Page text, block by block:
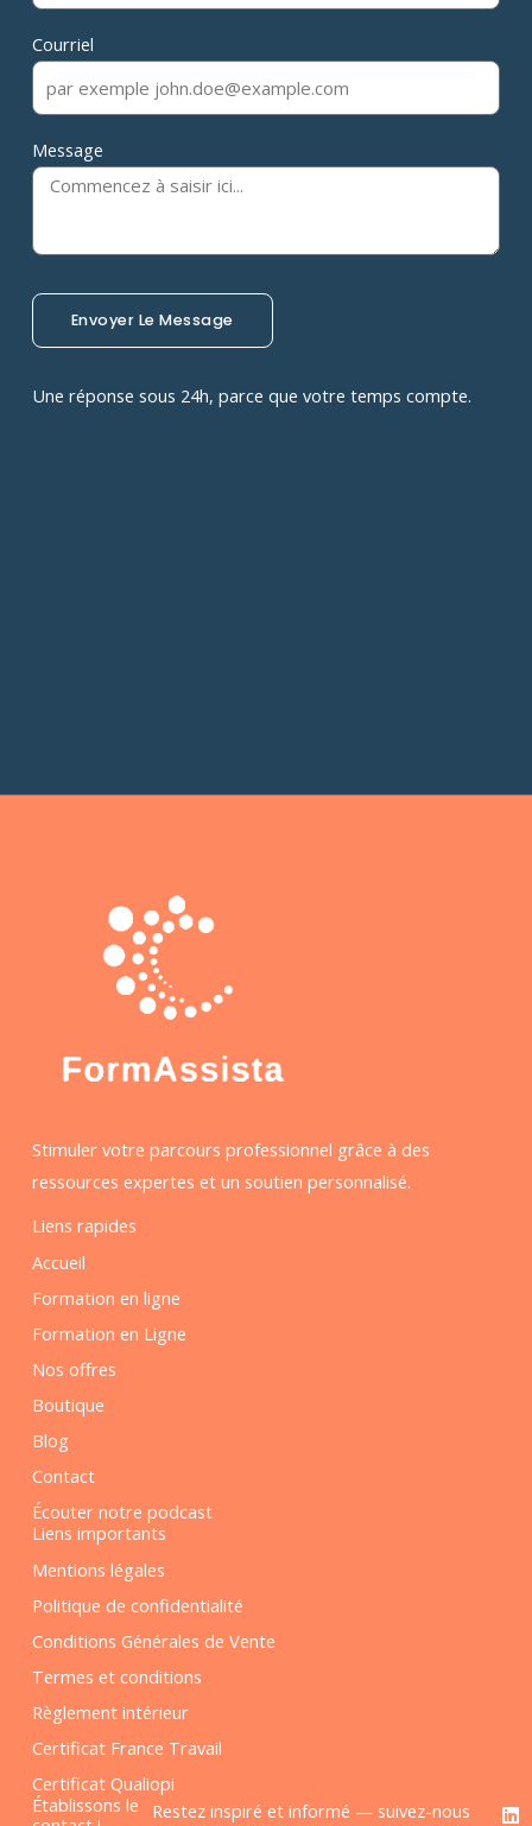
Courriel
Message
Envoyer Le Message
Une réponse sous 24h, parce que votre temps compte.
Stimuler votre parcours professionnel grâce à des
ressources expertes et un soutien personnalisé.
Liens rapides
Accueil
Formation en ligne
Formation en Ligne
Nos offres
Boutique
Blog
Contact
Écouter notre podcast
Liens importants
Mentions légales
Politique de confidentialité
Conditions Générales de Vente
Termes et conditions
Règlement intérieur
Certificat France Travail
Certificat Qualiopi
Établissons le
Restez inspiré et informé — suivez-nous FL